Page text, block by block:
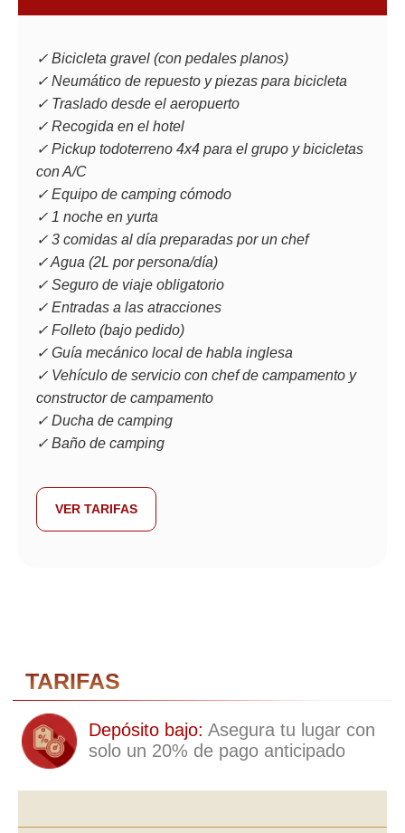
✓ Bicicleta gravel (con pedales planos)
✓ Neumático de repuesto y piezas para bicicleta
✓ Traslado desde el aeropuerto
✓ Recogida en el hotel
✓ Pickup todoterreno 4x4 para el grupo y bicicletas
con A/C
✓ Equipo de camping cómodo
✓ 1 noche en yurta
✓ 3 comidas al día preparadas por un chef
✓ Agua (2L por persona/día)
✓ Seguro de viaje obligatorio
✓ Entradas a las atracciones
✓ Folleto (bajo pedido)
✓ Guía mecánico local de habla inglesa
✓ Vehículo de servicio con chef de campamento y
constructor de campamento
✓ Ducha de camping
✓ Baño de camping
VER TARIFAS
Punto de inicio:
Recogida en Aktau a las 9 AM
ITINERARIO